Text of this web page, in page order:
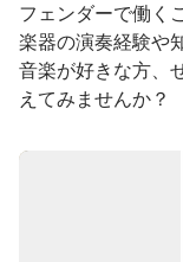
フェンダーで働く
楽器の演奏経験や
音楽が好きな方、
えてみませんか？